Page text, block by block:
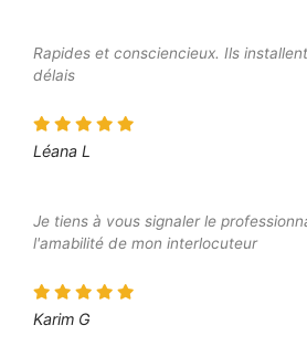
Rapides et consciencieux. Ils
délais
Léana L
Je tiens à vous signaler le
l'amabilité de mon interlocuteur
Karim G